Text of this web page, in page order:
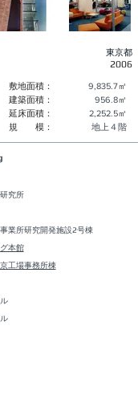
東京都
2006
敷地面積： 9,835.7㎡
建築面積：
956.8㎡
延床面積：
2,252.5㎡
規 模：
地上４階
究所
業所研究開発施設2号棟
本館
工場事務所棟